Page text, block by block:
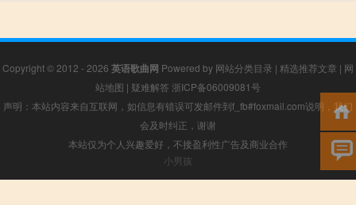
Copyright © 2012 - 2026 英语歌曲网 Powered by 网站分类目录 | 精选推荐文章 | 网
站地图 | 疑难解答 浙ICP备06009081号
声明：本站内容来自互联网，如信息有错误可发邮件到f_fb#foxmail.com说明，我们
会及时纠正，谢谢
本站仅为个人兴趣爱好，不接盈利性广告及商业合作
小男孩